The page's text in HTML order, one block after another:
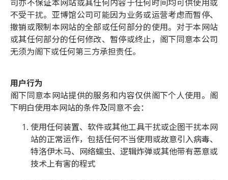
司亦不保证本网站或其任何内容于任何时间均可供使用或
不受干扰。亚博馆公司可能因为业务或运营考虑而暂停、
撤销或限制本网站的全部或任何部分的使用。对于本网站
或其任何部分的任何修改、暂停或终止，阁下同意本公司
无须为阁下或任何第三方承担责任。
用户行为
阁下同意本网站提供的服务和内容仅供阁下个人使用。阁
下明白使用本网站的条件及同意不会：
使用任何装置、软件或其他工具干扰或企图干扰本网
站的正常运作，包括任何不当使用或故意引入病毒、
特洛伊木马、网络蠕虫、逻辑炸弹或其他带有恶意或
技术上有害的程式